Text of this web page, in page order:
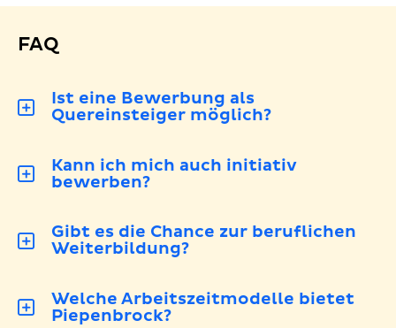
FAQ
Ist eine Bewerbung als
Quereinsteiger möglich?
Kann ich mich auch initiativ
bewerben?
Gibt es die Chance zur beruflichen
Weiterbildung?
Welche Arbeitszeitmodelle bietet
Piepenbrock?